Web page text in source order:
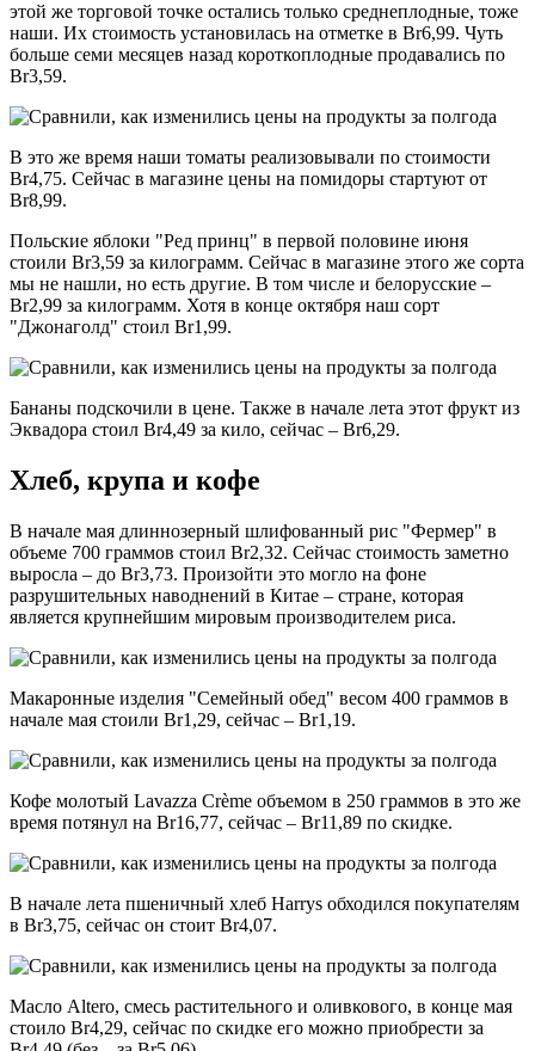
этой же торговой точке остались только среднеплодные, тоже
наши. Их стоимость установилась на отметке в Br6,99. Чуть
больше семи месяцев назад короткоплодные продавались по
Br3,59.
В это же время наши томаты реализовывали по стоимости
Br4,75. Сейчас в магазине цены на помидоры стартуют от
Br8,99.
Польские яблоки "Ред принц" в первой половине июня
стоили Br3,59 за килограмм. Сейчас в магазине этого же сорта
мы не нашли, но есть другие. В том числе и белорусские –
Br2,99 за килограмм. Хотя в конце октября наш сорт
"Джонаголд" стоил Br1,99.
Бананы подскочили в цене. Также в начале лета этот фрукт из
Эквадора стоил Br4,49 за кило, сейчас – Br6,29.
Хлеб, крупа и кофе
В начале мая длиннозерный шлифованный рис "Фермер" в
объеме 700 граммов стоил Br2,32. Сейчас стоимость заметно
выросла – до Br3,73. Произойти это могло на фоне
разрушительных наводнений в Китае – стране, которая
является крупнейшим мировым производителем риса.
Макаронные изделия "Семейный обед" весом 400 граммов в
начале мая стоили Br1,29, сейчас – Br1,19.
Кофе молотый Lavazza Crèmе объемом в 250 граммов в это же
время потянул на Br16,77, сейчас – Br11,89 по скидке.
В начале лета пшеничный хлеб Harrys обходился покупателям
в Br3,75, сейчас он стоит Br4,07.
Масло Altero, смесь растительного и оливкового, в конце мая
стоило Br4,29, сейчас по скидке его можно приобрести за